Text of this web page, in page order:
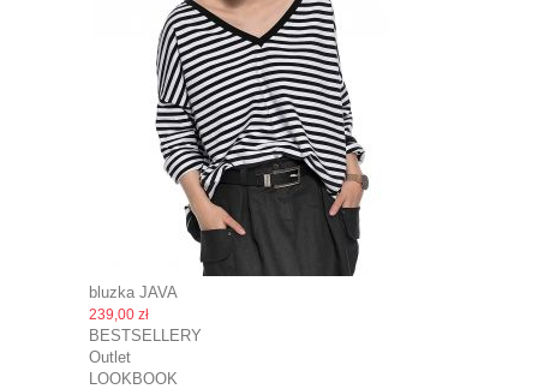
bluzka JAVA
239,00 zł
BESTSELLERY
Outlet
LOOKBOOK